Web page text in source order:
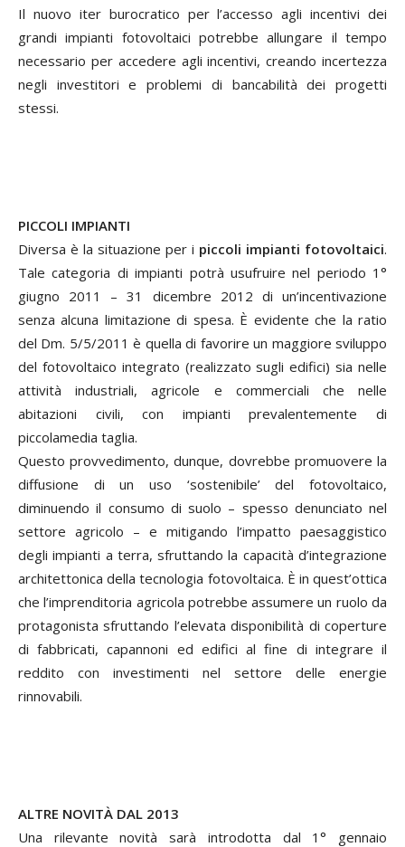
Il nuovo iter burocratico per l’accesso agli incentivi dei
grandi impianti fotovoltaici potrebbe allungare il tempo
necessario per accedere agli incentivi, creando incertezza
negli investitori e problemi di bancabilità dei progetti
stessi.
PICCOLI IMPIANTI
Diversa è la situazione per i piccoli impianti fotovoltaici.
Tale categoria di impianti potrà usufruire nel periodo 1°
giugno 2011 – 31 dicembre 2012 di un’incentivazione
senza alcuna limitazione di spesa. È evidente che la ratio
del Dm. 5/5/2011 è quella di favorire un maggiore sviluppo
del fotovoltaico integrato (realizzato sugli edifici) sia nelle
attività industriali, agricole e commerciali che nelle
abitazioni civili, con impianti prevalentemente di
piccolamedia taglia.
Questo provvedimento, dunque, dovrebbe promuovere la
diffusione di un uso ‘sostenibile’ del fotovoltaico,
diminuendo il consumo di suolo – spesso denunciato nel
settore agricolo – e mitigando l’impatto paesaggistico
degli impianti a terra, sfruttando la capacità d’integrazione
architettonica della tecnologia fotovoltaica. È in quest’ottica
che l’imprenditoria agricola potrebbe assumere un ruolo da
protagonista sfruttando l’elevata disponibilità di coperture
di fabbricati, capannoni ed edifici al fine di integrare il
reddito con investimenti nel settore delle energie
rinnovabili.
ALTRE NOVITÀ DAL 2013
Una rilevante novità sarà introdotta dal 1° gennaio